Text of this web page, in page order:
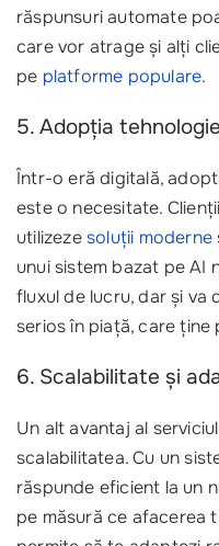
răspunsuri automate
care vor atrage și alți
pe platforme populare.
5. Adopția
Într-o eră digitală,
este o necesitate.
utilizezesoluții moderne
unui sistem bazat pe AI
fluxul de lucru, dar și
serios în piață, care
6. Scalabilitate și
Un alt avantaj al
scalabilitatea. Cu un
răspunde eficient la un
pe măsură ce afacerea